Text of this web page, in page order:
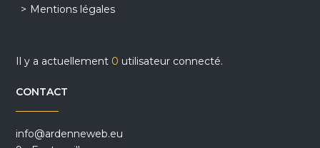
Mentions légales
Il y a actuellement 0 utilisateur connecté.
CONTACT
info@ardenneweb.eu